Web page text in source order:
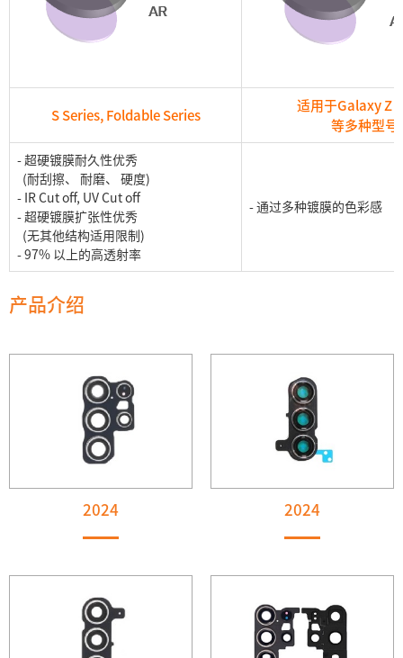
S Series, Foldable Series
适用于Galaxy Z
等多种型号
- 超硬镀膜耐久性优秀
(耐刮擦、 耐磨、 硬度)
- IR Cut off, UV Cut off
- 超硬镀膜扩张性优秀
(无其他结构适用限制)
- 97% 以上的高透射率
- 通过多种镀膜的色彩感
产品介绍
2024 2024